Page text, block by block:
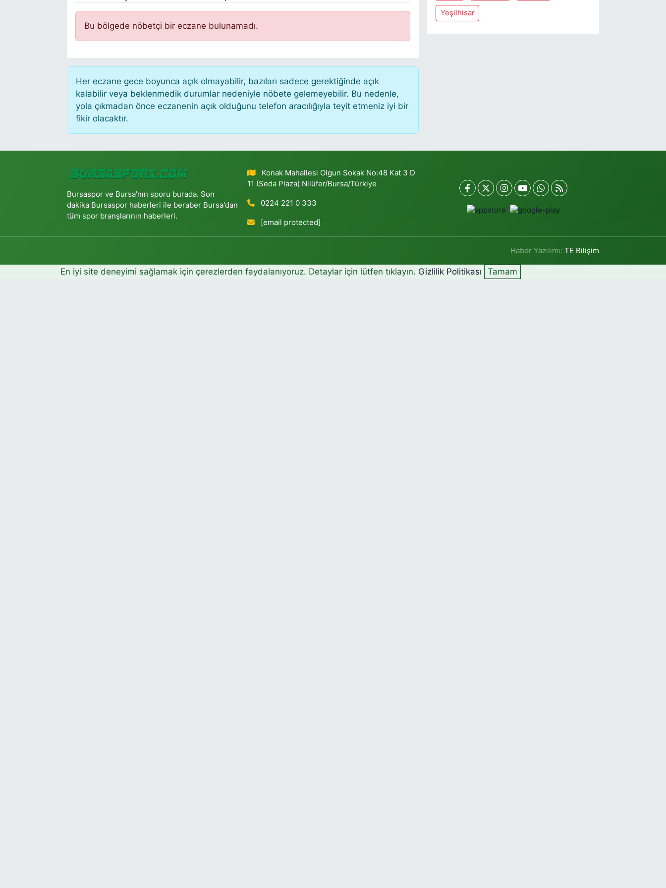
Bu bölgede nöbetçi bir eczane bulunamadı.
Her eczane gece boyunca açık olmayabilir, bazıları sadece gerektiğinde açık
kalabilir veya beklenmedik durumlar nedeniyle nöbete gelemeyebilir. Bu nedenle,
yola çıkmadan önce eczanenin açık olduğunu telefon aracılığıyla teyit etmeniz iyi bir
fikir olacaktır.
Yeşilhisar
Bursaspor ve Bursa'nın sporu burada. Son
dakika Bursaspor haberleri ile beraber Bursa'dan
tüm spor branşlarının haberleri.
Konak Mahallesi Olgun Sokak No:48 Kat 3 D
11 (Seda Plaza) Nilüfer/Bursa/Türkiye
0224 221 0 333
[email protected]
Haber Yazılımı:TE Bilişim
En iyi site deneyimi sağlamak için çerezlerden faydalanıyoruz. Detaylar için lütfen tıklayın. Gizlilik Politikası Tamam